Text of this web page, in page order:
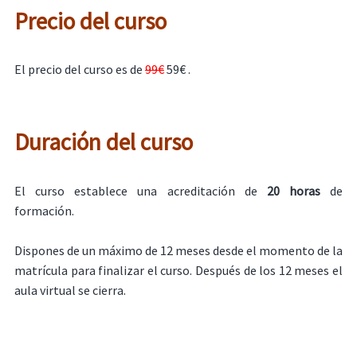
Precio del curso
El precio del curso es de 99€59€ .
Duración del curso
El curso establece una acreditación de 20 horasde
formación.
Dispones de un máximo de 12 meses desde el momento de la
matrícula para finalizar el curso. Después de los 12 meses el
aula virtual se cierra.